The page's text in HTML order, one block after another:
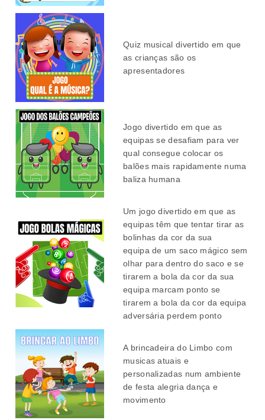
Quiz musical divertido em que
as crianças são os
apresentadores
Jogo divertido em que as
equipas se desafiam para ver
qual consegue colocar os
balões mais rapidamente numa
baliza humana
Um jogo divertido em que as
equipas têm que tentar tirar as
bolinhas da cor da sua
equipa de um saco mágico sem
olhar para dentro do saco e se
tirarem a bola da cor da sua
equipa marcam pontose
tirarem a bola da cor da equipa
adversária perdem ponto
A brincadeira do Limbo com
musicas atuais e
personalizadas num ambiente
de festa alegria dança e
movimento